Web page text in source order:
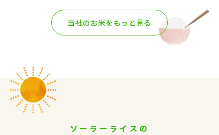
当社のお米をもっと見る
ソーラーライスの